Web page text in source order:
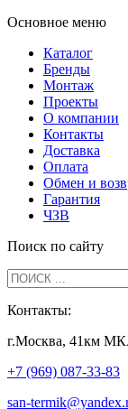
Основное меню
Каталог
Бренды
Монтаж
Проекты
О компании
Контакты
Доставка
Оплата
Обмен и
Гарантия
ЧЗВ
Поиск по сайту
Контакты:
г.Москва, 41км
+7 (969) 087-33-83
san-